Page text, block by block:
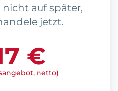
nicht auf später,
jetzt.
€
netto)